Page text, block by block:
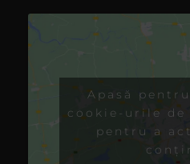
Apasă
cookie-urile
pentru a